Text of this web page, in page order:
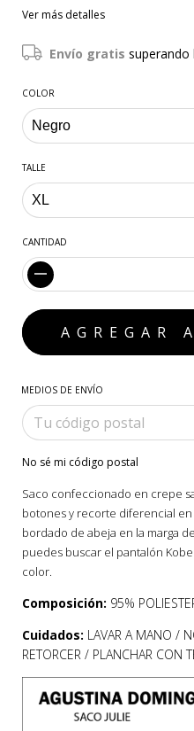
Ver más detalles
Envío gratis
COLOR
TALLE
CANTIDAD
MEDIOS DE ENVÍO
No sé mi código postal
Saco confeccionado en crepe
botones y recorte diferencial
bordado de abeja en la marga
puedes buscar el pantalón
color.
Composición: 95%
Cuidados: LAVAR A MANO /
RETORCER / PLANCHAR CON